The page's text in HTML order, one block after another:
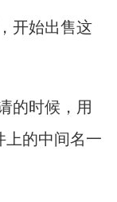
开始出售这
的时候，用
上的中间名一